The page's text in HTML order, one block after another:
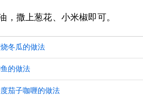
，撒上葱花、小米椒即可。
冬瓜的做法
的做法
茄子咖喱的做法